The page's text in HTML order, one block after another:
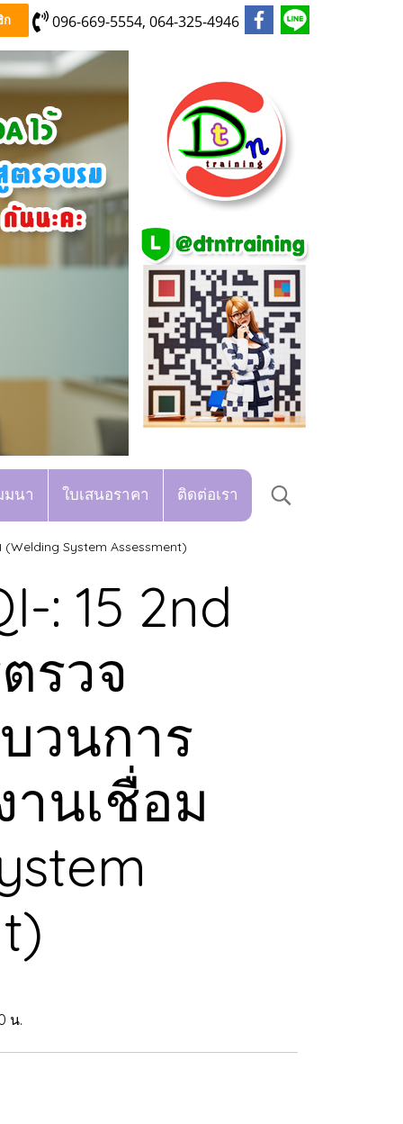
ก 096-669-5554, 064-325-4946
มนา ใบเสนอราคา ติดต่อเรา
System Assessment)
: 15 2nd
รวจ
วนการ
านเชื่อม
น.